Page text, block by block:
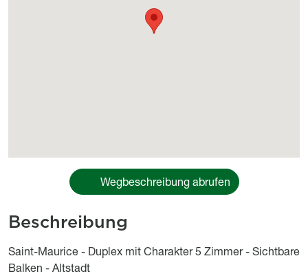
Wegbeschreibung abrufen
Beschreibung
body
Saint-Maurice - Duplex mit Charakter 5 Zimmer - Sichtbare
Balken - Altstadt